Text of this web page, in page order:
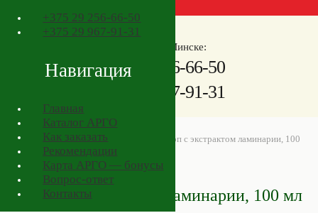
+375 29 256-66-50
+375 29 967-91-31
Навигация
Главная
Каталог АРГО
Как заказать
Рекомендации
Карта АРГО — бонусы
Вопрос-ответ
Контакты
Телефоны в Минске:
+37529 256-66-50
29 967-91-31
АРГО в Минске>Товары АРГО
Сироп с экстрактом ламинарии, 100
Сироп с экстрактом ламинарии, 100 мл